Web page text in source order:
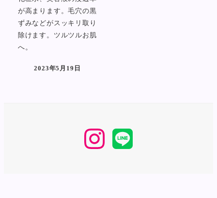
が高まります。毛穴の黒
ずみなどがスッキリ取り
除けます。ツルツルお肌
へ。
投稿日
2023年5月19日
InstagramLINE